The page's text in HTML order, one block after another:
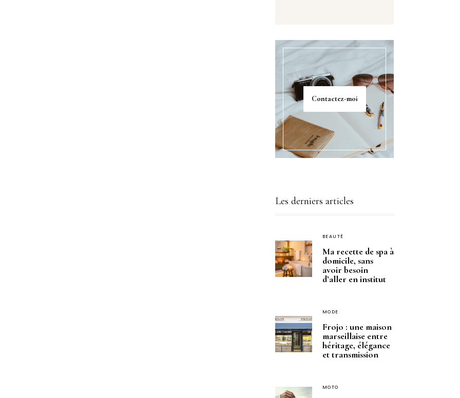
Contactez-moi
Les derniers articles
BEAUTÉ
Ma recette de spa à
domicile, sans
avoir besoin
d’aller en institut
MODE
Frojo : une maison
marseillaise entre
héritage, élégance
et transmission
MOTO